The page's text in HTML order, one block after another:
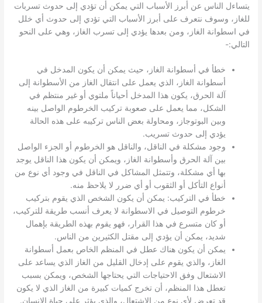
يتساءل الناس عن أبرز الأسباب التي يمكن أن تؤدي إلى حدوث تسربات
للغاز، وسوف نتعرف على أبرز الأسباب التي تؤدي إلى حدوث أي خلل
في اسطوانة الغاز، ومن بعدها يؤدي إلى تسرب الغاز، وهي على النحو
التالي:-
خطأ في أسطوانة الغاز، حيث يمكن أن يكون المدخل في
أسطوانة الغاز، الذي يعمل على انتقال الغاز من الأسطوانة إلى
آلة الحرق، يكون هذا المدخل أحياناً ملتوي أو غير منتظم في
الشكل، مما يعمل على صعوبة تركيب الخرطوم الواصل بينه
وبين البوتوجاز، ومحاولة بعض الناس تركيبه على هذه الحالة
يؤدي إلى حدوث تسريب.
وجود مشكلة في الناقل، والناقل هو الخرطوم أو الجزء الواصل
بين آلة الحرق وأسطوانة الغاز، ويمكن أن يكون هذا الناقل يوجد
بها أي مشكلة، وتتمثل المشاكل في الناقل في وجود أي نوع من
أنواع التأكل أو الثقوب أو أي ضرر لا يلاحظ منه.
خطأ في التركيب: يمكن أن يكون الشخص الذي يقوم بتركيب
خرطوم التوصيل في الاسطوانة لا يعرف أنسب طريقة للتركيب،
أو كان متسرع في هذا القرار، فهو يقوم بهذه الطريقة بإهمال
شديد، يمكن أن يؤدي إلى مقتل الكثيرين من الناس.
يمكن أن يكون هناك عطل في المنظم الخاص بعمل أسطوانة
الغاز، والذي يقوم على إدخال القليل من الغاز الذي يساعد على
الاشتعال وفق الاحتياجات التي يحتاجها الشخص، ويمكن بسبب
تعطل هذا المنظم، أن تخرج كميات كبيرة من الغاز الذي لا يكون
قد تعرض لأي نوع من الاشتعال، والذي يؤثر على حياة الإنسان.